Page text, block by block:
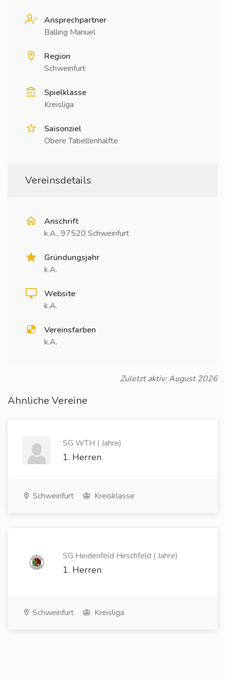
Ansprechpartner
Balling Manuel
Region
Schweinfurt
Spielklasse
Kreisliga
Saisonziel
Obere Tabellenhälfte
Vereinsdetails
Anschrift
k.A., 97520 Schweinfurt
Gründungsjahr
k.A.
Website
k.A.
Vereinsfarben
k.A.
Zuletzt aktiv: August 2026
Ähnliche Vereine
SG WTH ( Jahre)
1. Herren
Schweinfurt Kreisklasse
SG Heidenfeld Hirschfeld ( Jahre)
1. Herren
Schweinfurt Kreisliga